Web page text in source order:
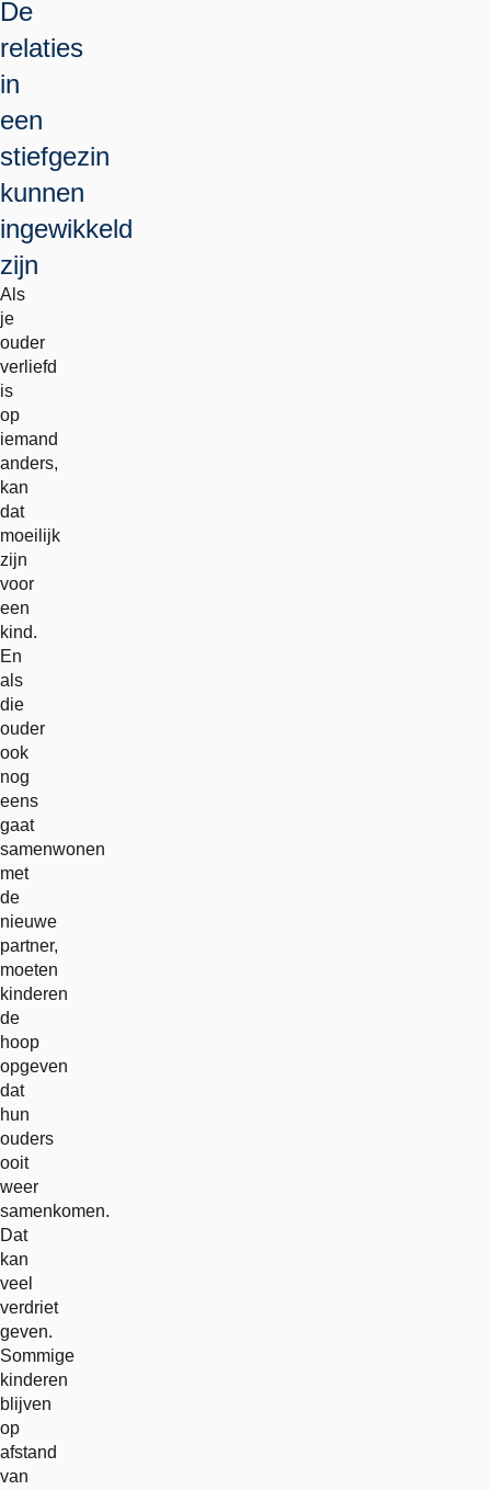
De
relaties
in
een
stiefgezin
kunnen
ingewikkeld
zijn
Als
je
ouder
verliefd
is
op
iemand
anders,
kan
dat
moeilijk
zijn
voor
een
kind.
En
als
die
ouder
ook
nog
eens
gaat
samenwonen
met
de
nieuwe
partner,
moeten
kinderen
de
hoop
opgeven
dat
hun
ouders
ooit
weer
samenkomen.
Dat
kan
veel
verdriet
geven.
Sommige
kinderen
blijven
op
afstand
van